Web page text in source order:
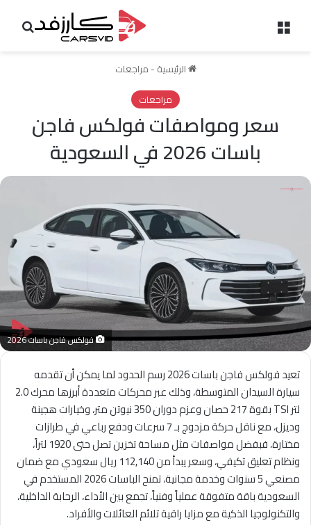
الرئيسية - مراجعات
مراجعات
سعر ومواصفات فولكس فاجن
باسات 2026 في السعودية
فولكس فاجن باسات 2026
تعيد فولكس فاجن باسات 2026 رسم الحدود لما يمكن أن تقدمه
سيارة السيدان المتوسطة، وذلك عبر محركات متعددة أبرزها محرك 2.0
لتر TSI بقوة 217 حصان وعزم دوران 350 نيوتن متر، وخيارات هجينة
وديزل، مع ناقل حركة مزدوج بـ 7 سرعات ودفع رباعي في طرازات
مختارة، فبفضل مواصفات مثل مساحة تخزين تصل حتى 1920 لتراً،
ونظام تعليق تكيفي، وسعر يبدأ من 112,140 ريال سعودي مع ضمان
مصنعي 5 سنوات وخدمة مجانية، تمنح الباسات 2026 المستخدم في
السعودية باقة متفوقة عملياً وفنياً، تجمع بين الأداء، الرحابة الداخلية،
والتكنولوجيا الذكية مع مزايا راقية تلائم العائلات والأفراد.